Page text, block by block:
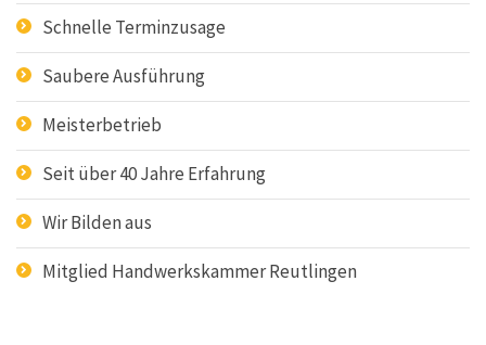
Schnelle Terminzusage
Saubere Ausführung
Meisterbetrieb
Seit über 40 Jahre Erfahrung
Wir Bilden aus
Mitglied Handwerkskammer Reutlingen